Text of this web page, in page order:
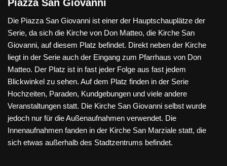
Piazza San Giovanni
Die Piazza San Giovanni ist einer der Hauptschauplätze der
Serie, da sich die Kirche von Don Matteo, die Kirche San
Giovanni, auf diesem Platz befindet. Direkt neben der Kirche
liegt in der Serie auch der Eingang zum Pfarrhaus von Don
Matteo. Der Platz ist in fast jeder Folge aus fast jedem
Blickwinkel zu sehen. Auf dem Platz finden in der Serie
Hochzeiten, Paraden, Kundgebungen und viele andere
Veranstaltungen statt. Die Kirche San Giovanni selbst wurde
jedoch nur für die Außenaufnahmen verwendet. Die
Innenaufnahmen fanden in der Kirche San Marziale statt, die
sich etwas außerhalb des Stadtzentrums befindet.